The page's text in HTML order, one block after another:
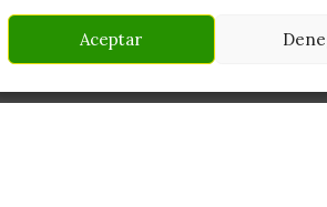
Aceptar